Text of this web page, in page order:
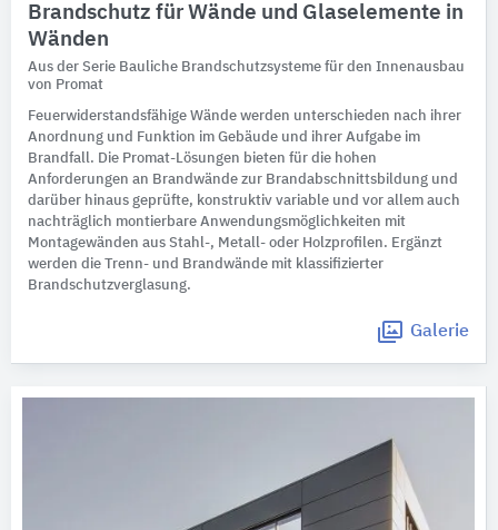
Brandschutz für Wände und Glaselemente in
Wänden
Aus der Serie Bauliche Brandschutzsysteme für den Innenausbau
von Promat
Feuerwiderstandsfähige Wände werden unterschieden nach ihrer
Anordnung und Funktion im Gebäude und ihrer Aufgabe im
Brandfall. Die Promat-Lösungen bieten für die hohen
Anforderungen an Brandwände zur Brandabschnittsbildung und
darüber hinaus geprüfte, konstruktiv variable und vor allem auch
nachträglich montierbare Anwendungsmöglichkeiten mit
Montagewänden aus Stahl-, Metall- oder Holzprofilen. Ergänzt
werden die Trenn- und Brandwände mit klassifizierter
Brandschutzverglasung.
Galerie